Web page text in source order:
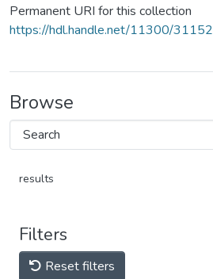
Permanent URI for this collection
https://hdl.handle.net/11300/31152
Browse
results
Filters
Reset filters